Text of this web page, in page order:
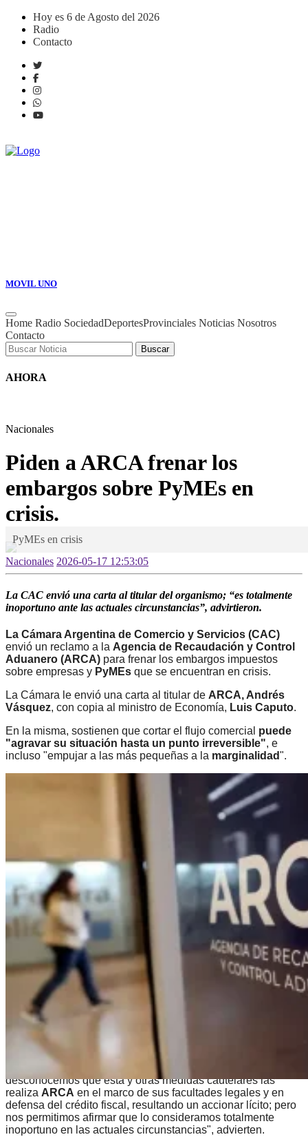
Hoy es 6 de Agosto del 2026
Radio
Contacto
MOVIL UNO
Home Radio SociedadDeportesProvinciales Noticias Nosotros
Contacto
Buscar
AHORA
Nacionales
Piden a ARCA frenar los
embargos sobre PyMEs en
crisis.
PyMEs en crisis
Nacionales 2026-05-17 12:53:05
La CAC envió una carta al titular del organismo; “es totalmente
inoportuno ante las actuales circunstancias”, advirtieron.
La Cámara Argentina de Comercio y Servicios (CAC)
envió un reclamo a la Agencia de Recaudación y Control
Aduanero (ARCA) para frenar los embargos impuestos
sobre empresas y PyMEs que se encuentran en crisis.
La Cámara le envió una carta al titular de ARCA, Andrés
Vásquez, con copia al ministro de Economía, Luis Caputo.
En la misma, sostienen que cortar el flujo comercial puede
"agravar su situación hasta un punto irreversible", e
incluso "empujar a las más pequeñas a la marginalidad".
"Nos referimos en particular a la traba de embargos sobre
sumas a cobrar de sus clientes por los contribuyentes
afectados, clientes que son notificados para que retengan
los pagos y los depositen a favor de
la suma embargada", indica la nota firmada por el titular de
CAC, Mario Grinman , y el secretario
La Cámara critica los embargos impuestos por el organismo
estatal en el marco de acciones de cobro impulsivo. "No
desconocemos que esta y otras medidas cautelares las
realiza ARCA en el marco de sus facultades legales y en
defensa del crédito fiscal, resultando un accionar lícito; pero
nos permitimos afirmar que lo consideramos totalmente
inoportuno en las actuales circunstancias", advierten.